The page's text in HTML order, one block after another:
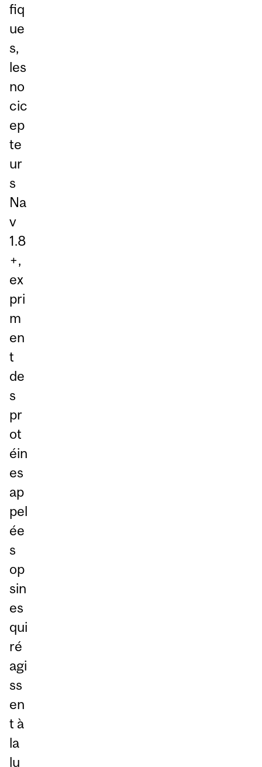
fiq
ue
s,
les
no
cic
ep
te
ur
s
Na
v
1.8
+,
ex
pri
m
en
t
de
s
pr
ot
éin
es
ap
pel
ée
s
op
sin
es
qui
ré
agi
ss
en
t à
la
lu